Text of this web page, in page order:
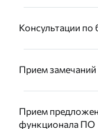
Консультации
Прием
Прием
функционала ПО